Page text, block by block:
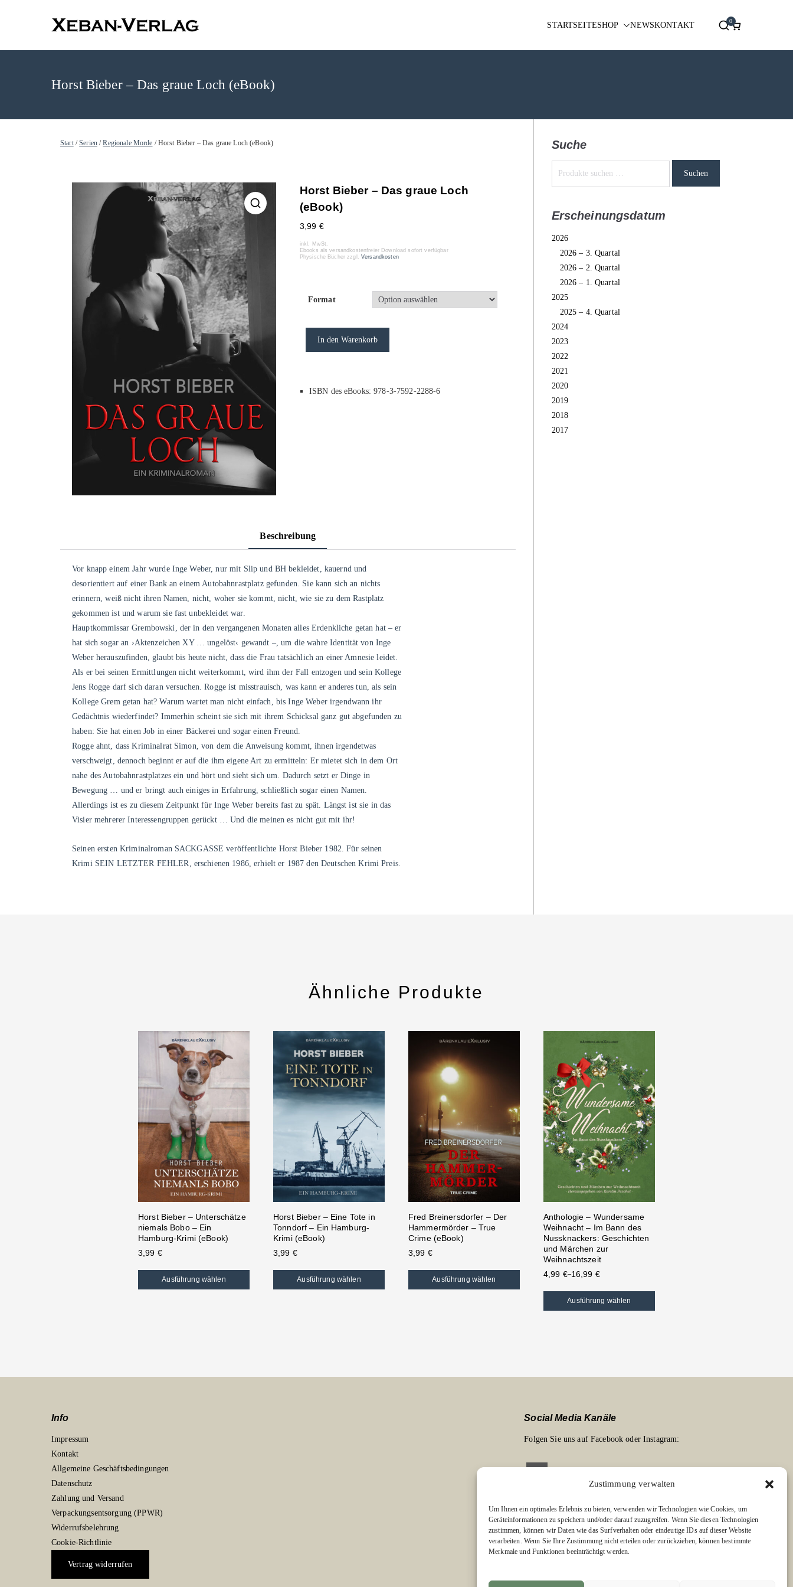
Zustimmung verwalten
Um Ihnen ein optimales Erlebnis zu bieten, verwenden wir Technologien wie Cookies, um
Geräteinformationen zu speichern und/oder darauf zuzugreifen. Wenn Sie diesen Technologien
zustimmen, können wir Daten wie das Surfverhalten oder eindeutige IDs auf dieser Website
verarbeiten. Wenn Sie Ihre Zustimmung nicht erteilen oder zurückziehen, können bestimmte
Merkmale und Funktionen beeinträchtigt werden.
STARTSEITESHOP NEWSKONTAKT 0
Horst Bieber – Das graue Loch (eBook)
Start/Serien/Regionale Morde / Horst Bieber – Das graue Loch (eBook)
🔍
Horst Bieber – Das graue Loch
(eBook)
3,99 €
inkl. MwSt.
Ebooks als versandkostenfreier Download sofort verfügbar
Physische Bücher zzgl.Versandkosten
Format
In den Warenkorb
ISBN des eBooks: 978-3-7592-2288-6
Beschreibung
Vor knapp einem Jahr wurde Inge Weber, nur mit Slip und BH bekleidet, kauernd und
desorientiert auf einer Bank an einem Autobahnrastplatz gefunden. Sie kann sich an nichts
erinnern, weiß nicht ihren Namen, nicht, woher sie kommt, nicht, wie sie zu dem Rastplatz
gekommen ist und warum sie fast unbekleidet war.
Hauptkommissar Grembowski, der in den vergangenen Monaten alles Erdenkliche getan hat – er
hat sich sogar an ›Aktenzeichen XY … ungelöst‹ gewandt –, um die wahre Identität von Inge
Weber herauszufinden, glaubt bis heute nicht, dass die Frau tatsächlich an einer Amnesie leidet.
Als er bei seinen Ermittlungen nicht weiterkommt, wird ihm der Fall entzogen und sein Kollege
Jens Rogge darf sich daran versuchen. Rogge ist misstrauisch, was kann er anderes tun, als sein
Kollege Grem getan hat? Warum wartet man nicht einfach, bis Inge Weber irgendwann ihr
Gedächtnis wiederfindet? Immerhin scheint sie sich mit ihrem Schicksal ganz gut abgefunden zu
haben: Sie hat einen Job in einer Bäckerei und sogar einen Freund.
Rogge ahnt, dass Kriminalrat Simon, von dem die Anweisung kommt, ihnen irgendetwas
verschweigt, dennoch beginnt er auf die ihm eigene Art zu ermitteln: Er mietet sich in dem Ort
nahe des Autobahnrastplatzes ein und hört und sieht sich um. Dadurch setzt er Dinge in
Bewegung … und er bringt auch einiges in Erfahrung, schließlich sogar einen Namen.
Allerdings ist es zu diesem Zeitpunkt für Inge Weber bereits fast zu spät. Längst ist sie in das
Visier mehrerer Interessengruppen gerückt … Und die meinen es nicht gut mit ihr!
Seinen ersten Kriminalroman SACKGASSE veröffentlichte Horst Bieber 1982. Für seinen
Krimi SEIN LETZTER FEHLER, erschienen 1986, erhielt er 1987 den Deutschen Krimi Preis.
Suche
Suchen
Erscheinungsdatum
2026
2026 – 3. Quartal
2026 – 2. Quartal
2026 – 1. Quartal
2025
2025 – 4. Quartal
2024
2023
2022
2021
2020
2019
2018
2017
Ähnliche Produkte
Horst Bieber – Unterschätze
niemals Bobo – Ein
Hamburg-Krimi (eBook)
3,99 €
Ausführung wählen
Horst Bieber – Eine Tote in
Tonndorf – Ein Hamburg-
Krimi (eBook)
3,99 €
Ausführung wählen
Fred Breinersdorfer – Der
Hammermörder – True
Crime (eBook)
3,99 €
Ausführung wählen
Anthologie – Wundersame
Weihnacht – Im Bann des
Nussknackers: Geschichten
und Märchen zur
Weihnachtszeit
4,99 €–16,99 €
Ausführung wählen
Info
Impressum
Kontakt
Allgemeine Geschäftsbedingungen
Datenschutz
Zahlung und Versand
Verpackungsentsorgung (PPWR)
Widerrufsbelehrung
Cookie-Richtlinie
Vertrag widerrufen
Social Media Kanäle
Folgen Sie uns auf Facebook oder Instagram:
Links zu unseren Partnerverlagen
Edition Bärenklau
BÄRENKLAU EXKLUSIV